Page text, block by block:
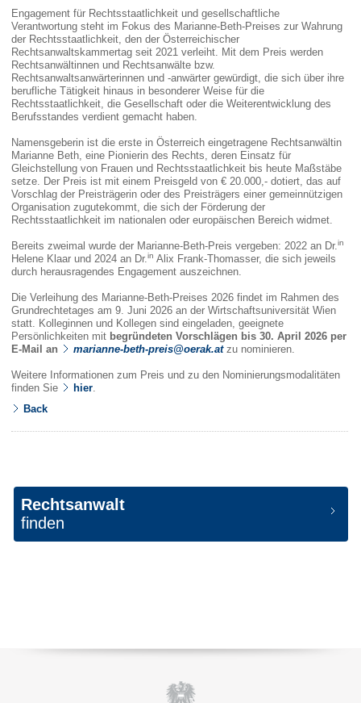
Engagement für Rechtsstaatlichkeit und gesellschaftliche
Verantwortung steht im Fokus des Marianne-Beth-Preises zur Wahrung
der Rechtsstaatlichkeit, den der Österreichischer
Rechtsanwaltskammertag seit 2021 verleiht. Mit dem Preis werden
Rechtsanwältinnen und Rechtsanwälte bzw.
Rechtsanwaltsanwärterinnen und -anwärter gewürdigt, die sich über ihre
berufliche Tätigkeit hinaus in besonderer Weise für die
Rechtsstaatlichkeit, die Gesellschaft oder die Weiterentwicklung des
Berufsstandes verdient gemacht haben.
Namensgeberin ist die erste in Österreich eingetragene Rechtsanwältin
Marianne Beth, eine Pionierin des Rechts, deren Einsatz für
Gleichstellung von Frauen und Rechtsstaatlichkeit bis heute Maßstäbe
setze. Der Preis ist mit einem Preisgeld von € 20.000,- dotiert, das auf
Vorschlag der Preisträgerin oder des Preisträgers einer gemeinnützigen
Organisation zugutekommt, die sich der Förderung der
Rechtsstaatlichkeit im nationalen oder europäischen Bereich widmet.
Bereits zweimal wurde der Marianne-Beth-Preis vergeben: 2022 an Dr. in
Helene Klaar und 2024 an Dr. in Alix Frank-Thomasser, die sich jeweils
durch herausragendes Engagement auszeichnen.
Die Verleihung des Marianne-Beth-Preises 2026 findet im Rahmen des
Grundrechtetages am 9. Juni 2026 an der Wirtschaftsuniversität Wien
statt. Kolleginnen und Kollegen sind eingeladen, geeignete
Persönlichkeiten mit begründeten Vorschlägen bis 30. April 2026 per
E-Mail an
marianne-beth-preis@oerak.atzu nominieren.
Weitere Informationen zum Preis und zu den Nominierungsmodalitäten
finden Sie
hier
Back
Rechtsanwalt
finden